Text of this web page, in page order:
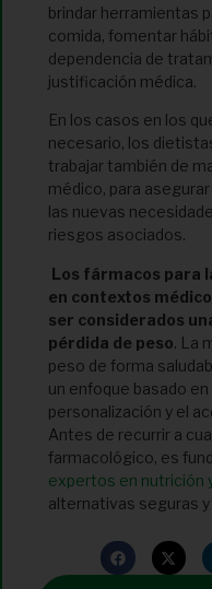
brindar herramientas
comida, fomentar
dependencia de
justificación médica.
En los casos en los
necesario, los
trabajar también de
médico, para
las nuevas
riesgos asociados.
Los fármacos para
en contextos
ser considerados
pérdida de peso. La
peso de forma
un enfoque basado
personalización y el
Antes de recurrir a
farmacológico, es
expertos en nutrición
alternativas seguras